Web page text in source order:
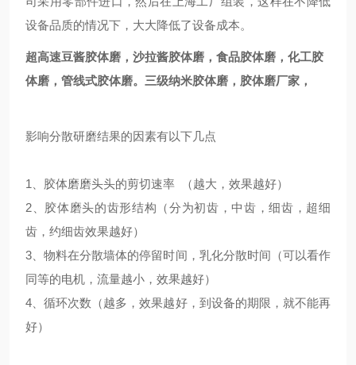
设备品质的情况下，大大降低了设备成本。
超高速豆酱胶体磨，沙拉酱胶体磨，食品胶体磨，化工胶
体磨，管线式胶体磨。三级纳米胶体磨，胶体磨厂家，
影响分散研磨结果的因素有以下几点
1、胶体磨磨头头的剪切速率 （越大，效果越好）
2、胶体磨头的齿形结构（分为初齿，中齿，细齿，超细
齿，约细齿效果越好）
3、物料在分散墙体的停留时间，乳化分散时间（可以看作
同等的电机，流量越小，效果越好）
4、循环次数（越多，效果越好，到设备的期限，就不能再
好）